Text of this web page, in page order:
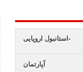
استانبول اروپایی-
آپارتمان